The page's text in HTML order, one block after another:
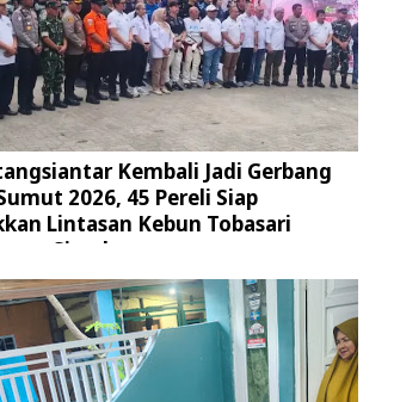
Kembali Jadi Gerbang
2026, 45 Pereli Siap
Lintasan Kebun Tobasari
Simalungun